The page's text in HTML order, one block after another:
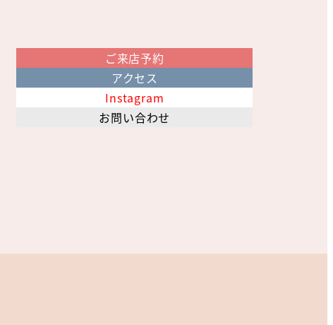
ご来店予約
アクセス
Instagram
お問い合わせ